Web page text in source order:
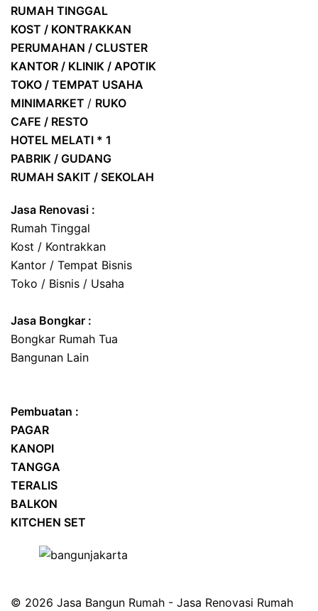
RUMAH TINGGAL
KOST / KONTRAKKAN
PERUMAHAN / CLUSTER
KANTOR / KLINIK / APOTIK
TOKO / TEMPAT USAHA
MINIMARKET / RUKO
CAFE / RESTO
HOTEL MELATI * 1
PABRIK / GUDANG
RUMAH SAKIT / SEKOLAH
Jasa Renovasi :
Rumah Tinggal
Kost / Kontrakkan
Kantor / Tempat Bisnis
Toko / Bisnis / Usaha
Jasa Bongkar :
Bongkar Rumah Tua
Bangunan Lain
Pembuatan :
PAGAR
KANOPI
TANGGA
TERALIS
BALKON
KITCHEN SET
© 2026 Jasa Bangun Rumah - Jasa Renovasi Rumah